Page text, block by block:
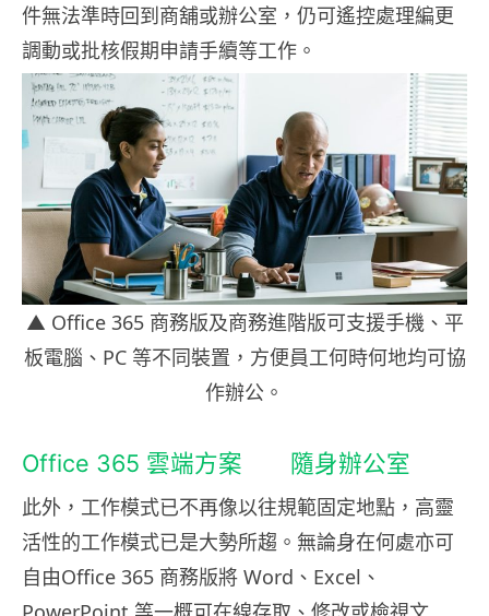
件無法準時回到商舖或辦公室，仍可遙控處理編更
調動或批核假期申請手續等工作。
▲ Office 365 商務版及商務進階版可支援手機、平
板電腦、PC 等不同裝置，方便員工何時何地均可協
作辦公。
Office 365 雲端方案 隨身辦公室
此外，工作模式已不再像以往規範固定地點，高靈
活性的工作模式已是大勢所趨。無論身在何處亦可
自由Office 365 商務版將 Word、Excel、